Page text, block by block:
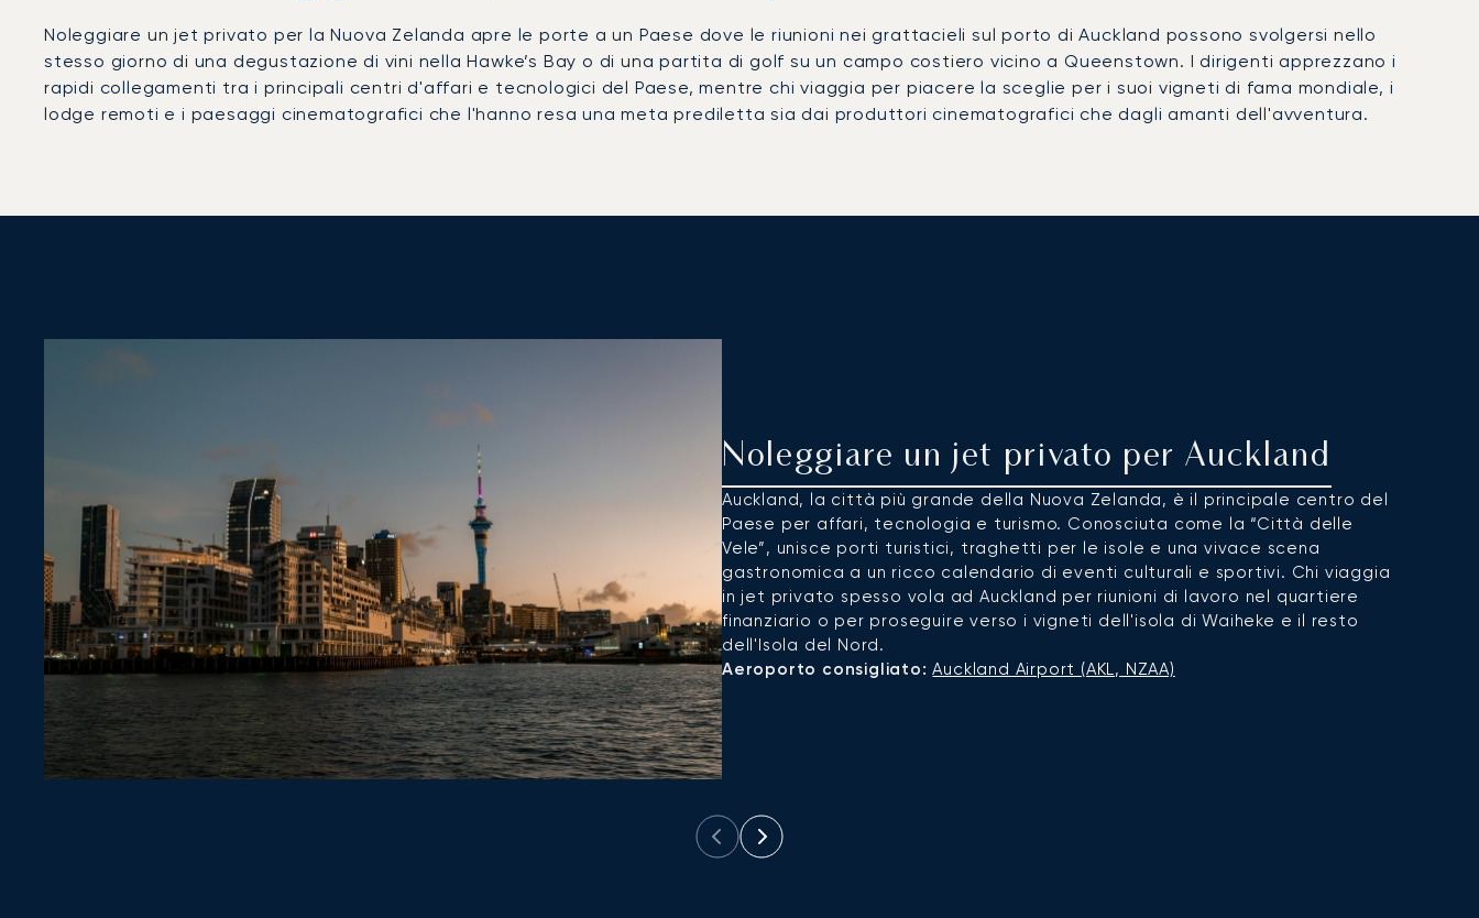
Noleggiare un jet privato per la Nuova Zelanda apre le porte a un Paese dove le riunioni nei grattacieli sul porto di Auckland possono svolgersi nello
stesso giorno di una degustazione di vini nella Hawke’s Bay o di una partita di golf su un campo costiero vicino a Queenstown. I dirigenti apprezzano i
rapidi collegamenti tra i principali centri d'affari e tecnologici del Paese, mentre chi viaggia per piacere la sceglie per i suoi vigneti di fama mondiale, i
lodge remoti e i paesaggi cinematografici che l'hanno resa una meta prediletta sia dai produttori cinematografici che dagli amanti dell'avventura.
Noleggiare un jet privato per Auckland
Auckland, la città più grande della Nuova Zelanda, è il principale centro del
Paese per affari, tecnologia e turismo. Conosciuta come la “Città delle
Vele”, unisce porti turistici, traghetti per le isole e una vivace scena
gastronomica a un ricco calendario di eventi culturali e sportivi. Chi viaggia
in jet privato spesso vola ad Auckland per riunioni di lavoro nel quartiere
finanziario o per proseguire verso i vigneti dell'isola di Waiheke e il resto
dell'Isola del Nord.
Aeroporto consigliato: Auckland Airport (AKL, NZAA)